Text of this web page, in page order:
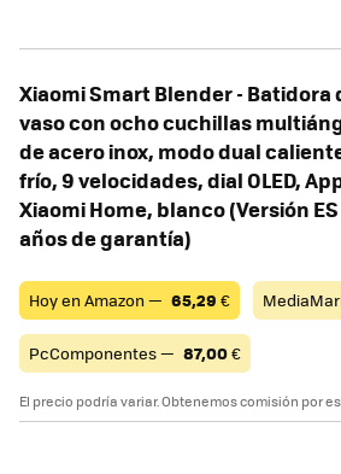
Xiaomi Smart Blender - Batidora
vaso con ocho cuchillas
de acero inox, modo dual
frío, 9 velocidades, dial OLED,
Xiaomi Home, blanco (Versión ES
años de garantía)
Hoy en Amazon — 65,29 €
PcComponentes — 87,00€
El precio podría variar. Obtenemos comisión por